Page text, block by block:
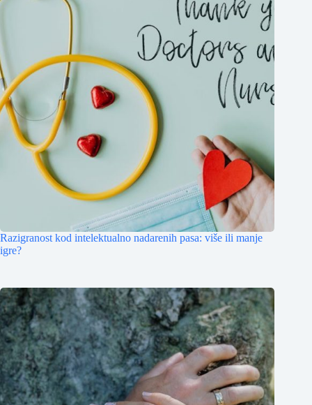
Razigranost kod intelektualno nadarenih pasa: više ili manje
igre?